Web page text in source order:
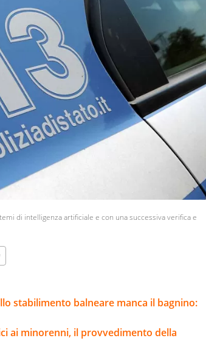
di intelligenza artificiale e con una successiva verifica e
stabilimento balneare manca il bagnino:
ai minorenni, il provvedimento della